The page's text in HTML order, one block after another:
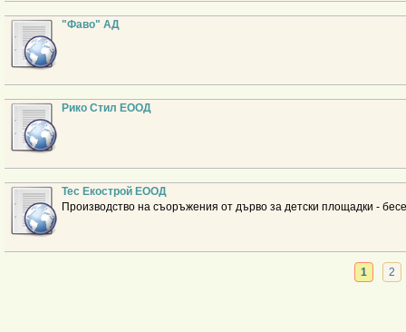
"Фаво" АД
Рико Стил ЕООД
Тес Екострой ЕООД
Производство на съоръжения от дърво за детски площадки -
1 2